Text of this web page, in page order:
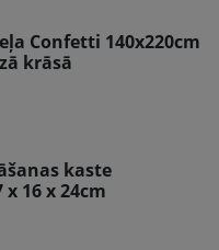
Confetti 140x220cm
krāsā
kaste
16 x 24cm